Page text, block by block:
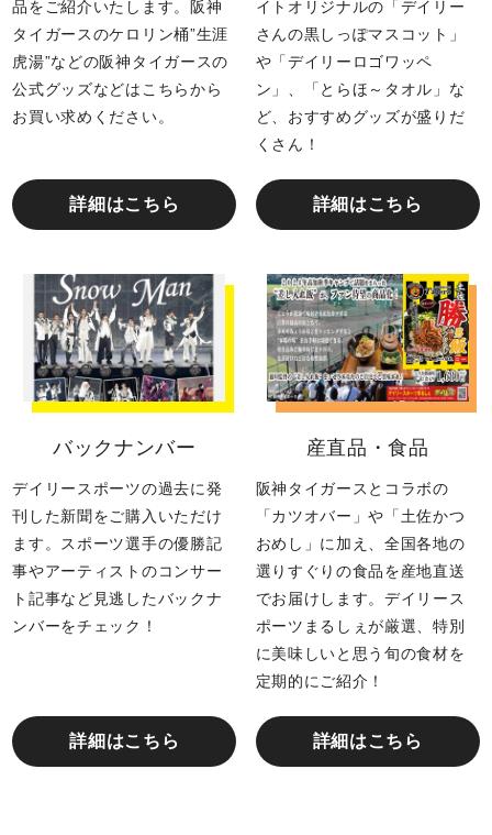
品をご紹介いたします。阪神
タイガースのケロリン桶”生涯
虎湯”などの阪神タイガースの
公式グッズなどはこちらから
お買い求めください。
詳細はこちら
イトオリジナルの「デイリー
さんの黒しっぽマスコット」
や「デイリーロゴワッペ
ン」、「とらほ～タオル」な
ど、おすすめグッズが盛りだ
くさん！
詳細はこちら
バックナンバー
デイリースポーツの過去に発
刊した新聞をご購入いただけ
ます。スポーツ選手の優勝記
事やアーティストのコンサー
ト記事など見逃したバックナ
ンバーをチェック！
詳細はこちら
産直品・食品
阪神タイガースとコラボの
「カツオバー」や「土佐かつ
おめし」に加え、全国各地の
選りすぐりの食品を産地直送
でお届けします。デイリース
ポーツまるしぇが厳選、特別
に美味しいと思う旬の食材を
定期的にご紹介！
詳細はこちら